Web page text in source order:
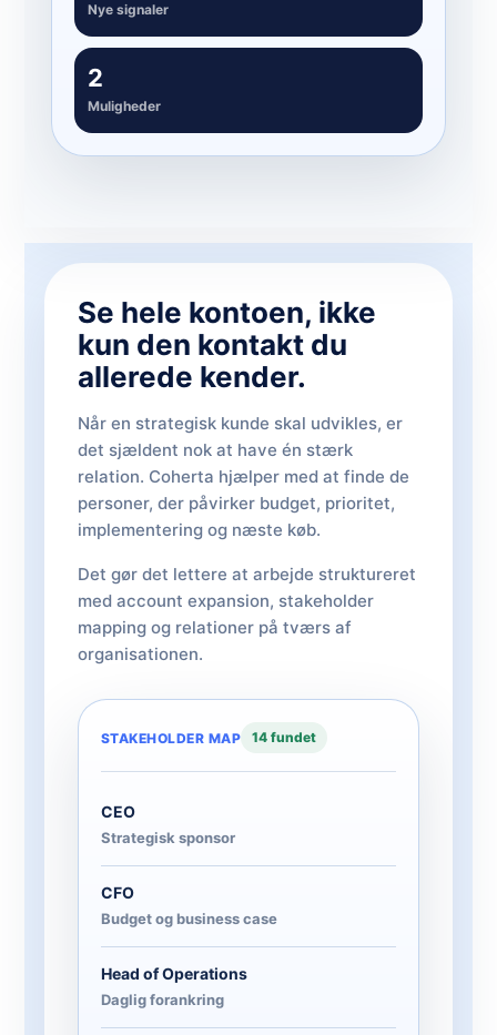
Nye signaler
2
Muligheder
Se hele kontoen, ikke
kun den kontakt du
allerede kender.
Når en strategisk kunde skal udvikles, er
det sjældent nok at have én stærk
relation. Coherta hjælper med at finde de
personer, der påvirker budget, prioritet,
implementering og næste køb.
Det gør det lettere at arbejde struktureret
med account expansion, stakeholder
mapping og relationer på tværs af
organisationen.
STAKEHOLDER MAP 14 fundet
CEO
Strategisk sponsor
CFO
Budget og business case
Head of Operations
Daglig forankring